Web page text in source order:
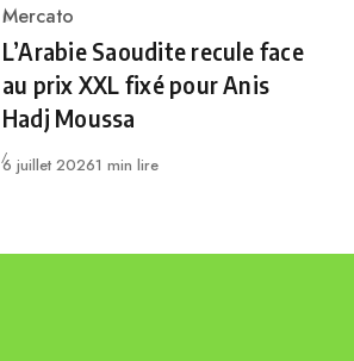
Category
Mercato
L’Arabie Saoudite recule face
au prix XXL fixé pour Anis
Hadj Moussa
Publié
6 juillet 20261 min lire